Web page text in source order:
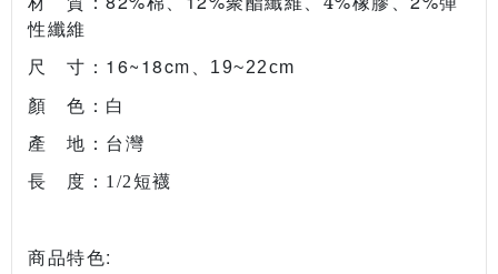
性纖維
尺 寸： 16~18cm、 19~22cm
顏 色：白
產 地：台灣
長 度：1/2短襪
商品特色: